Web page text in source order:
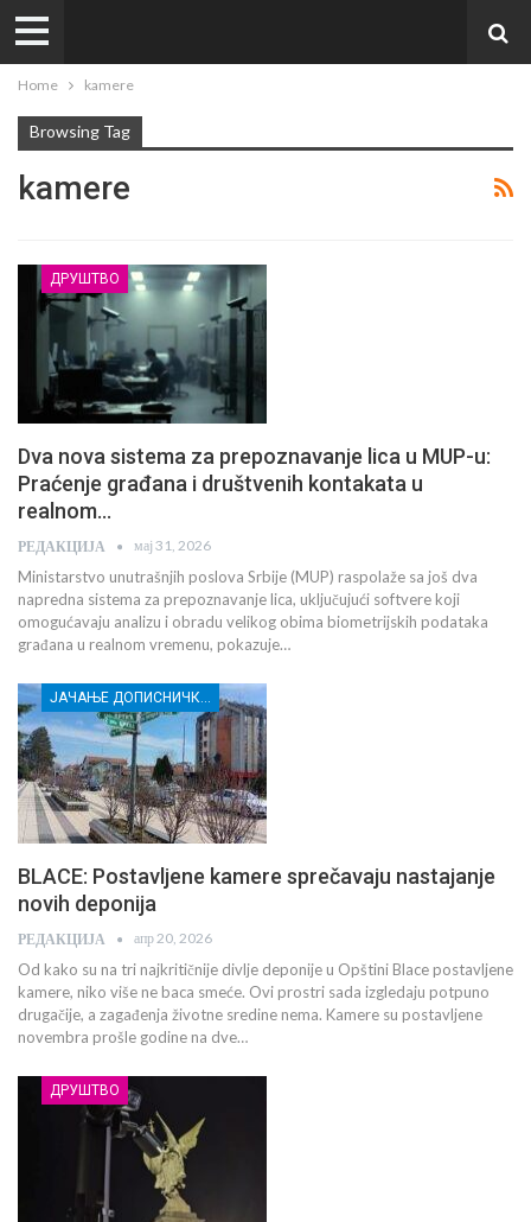
Home kamere
Browsing Tag
kamere
ДРУШТВО
Dva nova sistema za prepoznavanje lica u MUP-u:
Praćenje građana i društvenih kontakata u
realnom…
РЕДАКЦИЈА мај 31, 2026
Ministarstvo unutrašnjih poslova Srbije (MUP) raspolaže sa još dva
napredna sistema za prepoznavanje lica, uključujući softvere koji
omogućavaju analizu i obradu velikog obima biometrijskih podataka
građana u realnom vremenu, pokazuje…
ЈАЧАЊЕ ДОПИСНИЧКЕ МРЕЖЕ НЕЗАВИСНИХ МЕДИЈА У РАСИНСКОМ ОКРУГУ
BLACE: Postavljene kamere sprečavaju nastajanje
novih deponija
РЕДАКЦИЈА апр 20, 2026
Od kako su na tri najkritičnije divlje deponije u Opštini Blace postavljene
kamere, niko više ne baca smeće. Ovi prostri sada izgledaju potpuno
drugačije, a zagađenja životne sredine nema. Kamere su postavljene
novembra prošle godine na dve…
ДРУШТВО